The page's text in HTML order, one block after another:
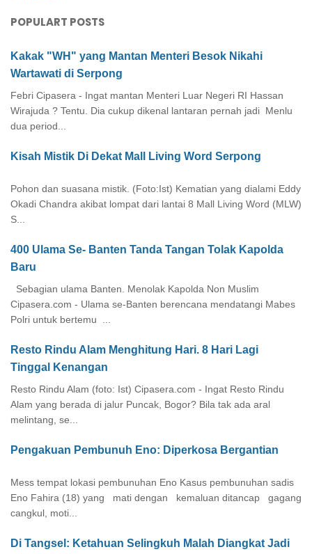
POPULART POSTS
Kakak "WH" yang Mantan Menteri Besok Nikahi
Wartawati di Serpong
Febri Cipasera - Ingat mantan Menteri Luar Negeri RI Hassan
Wirajuda ? Tentu. Dia cukup dikenal lantaran pernah jadi Menlu
dua period...
Kisah Mistik Di Dekat Mall Living Word Serpong
Pohon dan suasana mistik. (Foto:Ist) Kematian yang dialami Eddy
Okadi Chandra akibat lompat dari lantai 8 Mall Living Word (MLW)
S...
400 Ulama Se- Banten Tanda Tangan Tolak Kapolda
Baru
Sebagian ulama Banten. Menolak Kapolda Non Muslim
Cipasera.com - Ulama se-Banten berencana mendatangi Mabes
Polri untuk bertemu ...
Resto Rindu Alam Menghitung Hari. 8 Hari Lagi
Tinggal Kenangan
Resto Rindu Alam (foto: Ist) Cipasera.com - Ingat Resto Rindu
Alam yang berada di jalur Puncak, Bogor? Bila tak ada aral
melintang, se...
Pengakuan Pembunuh Eno: Diperkosa Bergantian
Mess tempat lokasi pembunuhan Eno Kasus pembunuhan sadis
Eno Fahira (18) yang mati dengan kemaluan ditancap gagang
cangkul, moti...
Di Tangsel: Ketahuan Selingkuh Malah Diangkat Jadi